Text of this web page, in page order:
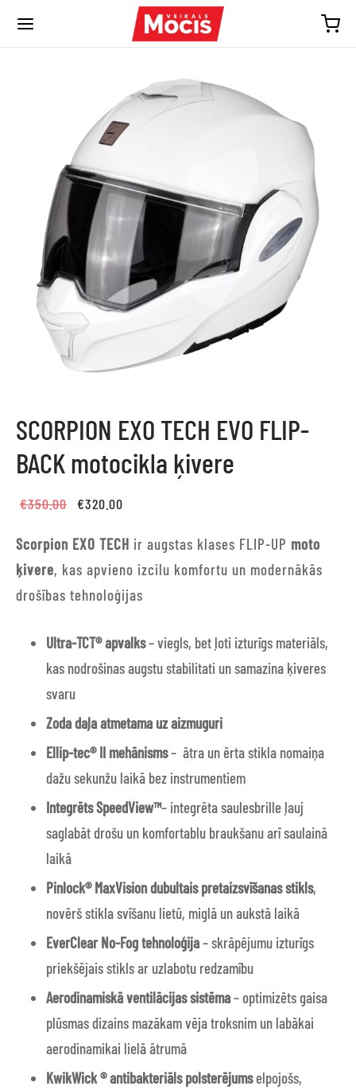
SCORPION EXO TECH EVO FLIP-
BACK motocikla ķivere
€350.00 Original
was:
€350.00.
€320.00
€320.00.
Scorpion EXO TECH ir augstas klases FLIP-UP moto
ķivere, kas apvieno izcilu komfortu un modernākās
drošības tehnoloģijas
Ultra-TCT® apvalks– viegls, bet ļoti izturīgs materiāls,
kas nodrošinas augstu stabilitati un samazina ķiveres
svaru
Zoda daļa atmetama uz aizmuguri
Ellip-tec® II mehānisms– ātra un ērta stikla nomaiņa
dažu sekunžu laikā bez instrumentiem
Integrēts SpeedView™– integrēta saulesbrille ļauj
saglabāt drošu un komfortablu braukšanu arī saulainā
laikā
Pinlock® MaxVisiondubultais pretaizsvīšanas stikls,
novērš stikla svīšanu lietū, miglā un aukstā laikā
EverClear No-Fog tehnoloģija– skrāpējumu izturīgs
priekšējais stikls ar uzlabotu redzamību
Aerodinamiskā ventilācijas sistēma– optimizēts gaisa
plūsmas dizains mazākam vēja troksnim un labākai
aerodinamikai lielā ātrumā
KwikWick ® antibakteriāls polsterējumselpojošs,